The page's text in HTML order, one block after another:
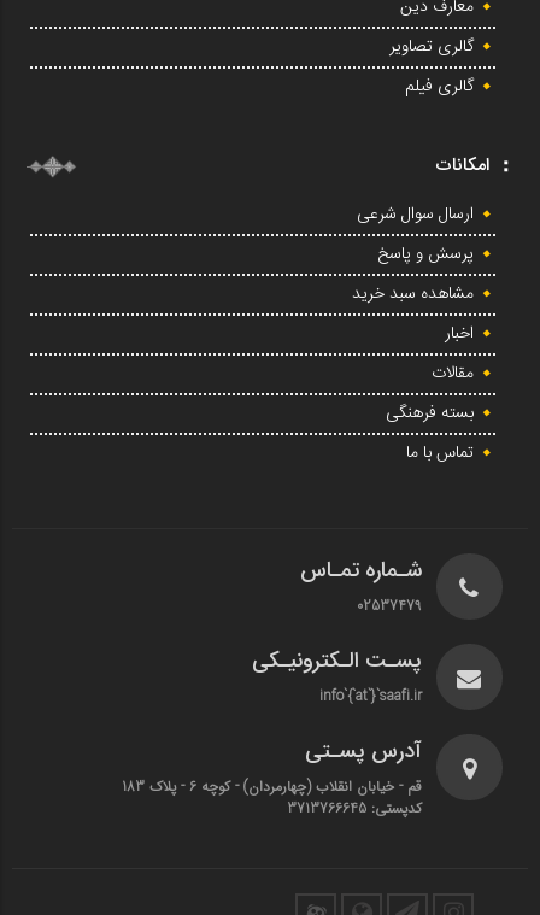
معارف دین
گالری تصاویر
گالری فیلم
امکانات
ارسال سوال شرعی
پرسش و پاسخ
مشاهده سبد خرید
اخبار
مقالات
بسته فرهنگی
تماس با ما
شـماره تمـاس
02537479
پسـت الـکترونیـکی
info`{`at`}`saafi.ir
آدرس پسـتی
قم - خیابان انقلاب (چهارمردان)‌ - کوچه 6 - پلاک 183
کدپستی: 3713766645